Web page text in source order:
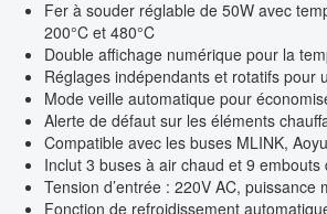
Fer à souder réglable de 50W avec
200°C et 480°C
Double affichage numérique pour la
Réglages indépendants et rotatifs pour
Mode veille automatique pour
Alerte de défaut sur les éléments
Compatible avec les buses MLINK,
Inclut 3 buses à air chaud et 9 embouts
Tension d’entrée : 220V AC, puissance
Fonction de refroidissement